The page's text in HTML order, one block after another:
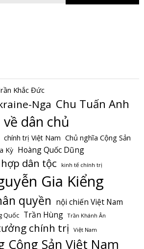
Khắc Đức
Nga Chu Tuấn Anh
dân chủ
chính trị Việt Nam Chủ nghĩa Cộng Sản
Kỳ Hoàng Quốc Dũng
dân tộc kinh tế chính trị
Gia Kiểng
quyền nội chiến Việt Nam
Quốc Trần Hùng Trần Khánh Ân
chính trị Việt Nam
Cộng Sản Việt Nam